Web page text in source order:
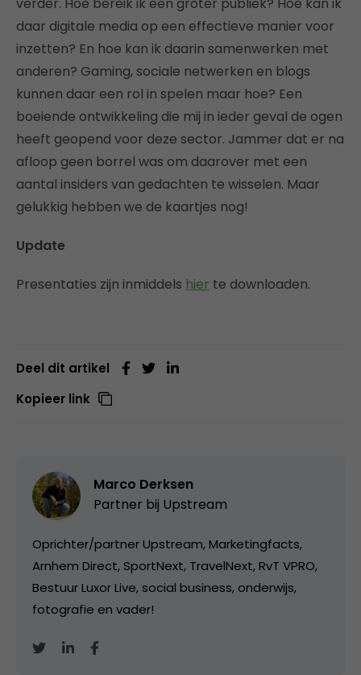
daar digitale media op een effectieve manier voor
inzetten? En hoe kan ik daarin samenwerken met
anderen? Gaming, sociale netwerken en blogs
kunnen daar een rol in spelen maar hoe? Een
boeiende ontwikkeling die mij in ieder geval de ogen
heeft geopend voor deze sector. Jammer dat er na
afloop geen borrel was om daarover met een
aantal insiders van gedachten te wisselen. Maar
gelukkig hebben we de kaartjes nog!
Update
Presentaties zijn inmiddels hier te downloaden.
Deel dit artikel
Kopieer link
Marco Derksen
Partner bij Upstream
Oprichter/partner Upstream, Marketingfacts,
Arnhem Direct, SportNext, TravelNext, RvT VPRO,
Bestuur Luxor Live, social business, onderwijs,
fotografie en vader!